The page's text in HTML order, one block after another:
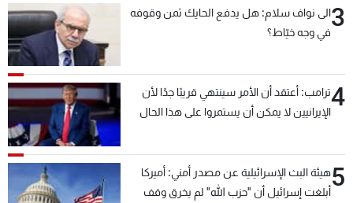
3الى نواف سلام: هل يدفع الحايك ثمن وقوفه
في وجه خيّاط؟
4ترامب: أعتقد أن الأمر سينتهي قريبًا جدًا لأن
الإيرانيين لا يمكن أن يستمروا على هذا الحال
5هيئة البث الإسرائيلية عن مصدر أمني: أميركا
أبلغت إسرائيل أن "حزب الله" لم يخرق وقف